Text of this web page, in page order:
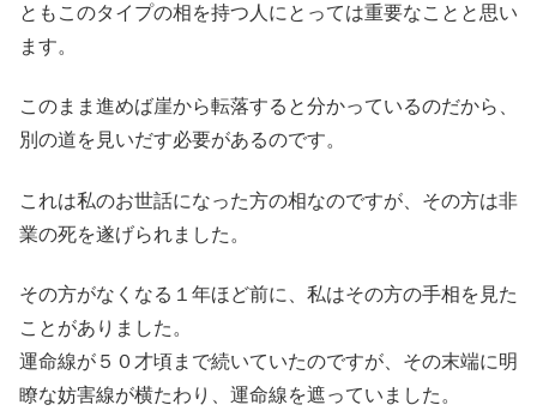
ともこのタイプの相を持つ人にとっては重要なことと思い
ます。
このまま進めば崖から転落すると分かっているのだから、
別の道を見いだす必要があるのです。
これは私のお世話になった方の相なのですが、その方は非
業の死を遂げられました。
その方がなくなる１年ほど前に、私はその方の手相を見た
ことがありました。
運命線が５０才頃まで続いていたのですが、その末端に明
瞭な妨害線が横たわり、運命線を遮っていました。